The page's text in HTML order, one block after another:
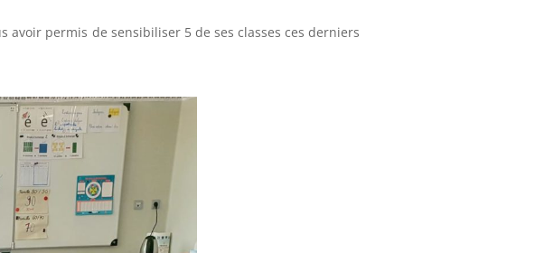
avoir permis de sensibiliser 5 de ses classes ces derniers